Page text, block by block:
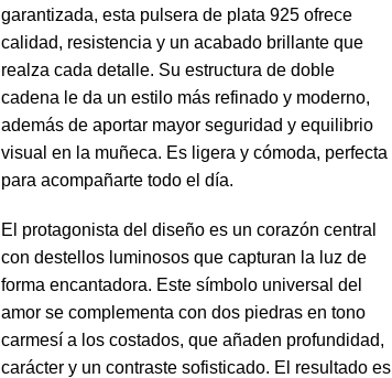
garantizada, esta pulsera de plata 925 ofrece
calidad, resistencia y un acabado brillante que
realza cada detalle. Su estructura de doble
cadena le da un estilo más refinado y moderno,
además de aportar mayor seguridad y equilibrio
visual en la muñeca. Es ligera y cómoda, perfecta
para acompañarte todo el día.
El protagonista del diseño es un corazón central
con destellos luminosos que capturan la luz de
forma encantadora. Este símbolo universal del
amor se complementa con dos piedras en tono
carmesí a los costados, que añaden profundidad,
carácter y un contraste sofisticado. El resultado es